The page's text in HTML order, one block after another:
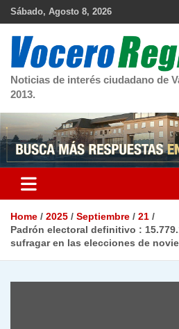
Skip
Sábado, Agosto 8, 2026
Noticias de interés ciudadano de
2013.
Home 2025 Septiembre
21
Padrón electoral definitivo :
sufragar en las elecciones de